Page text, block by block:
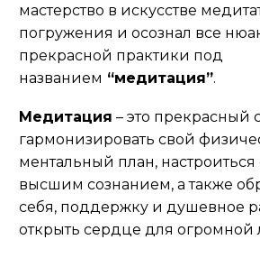
мастерство в искусстве
погружения и осознал все
прекрасной практики под
названием “медитация”.
Медитация – это прекрасный
гармонизировать свой
ментальный план,
высшим сознанием, а также
себя, поддержку и душевное
открыть сердце для огромной